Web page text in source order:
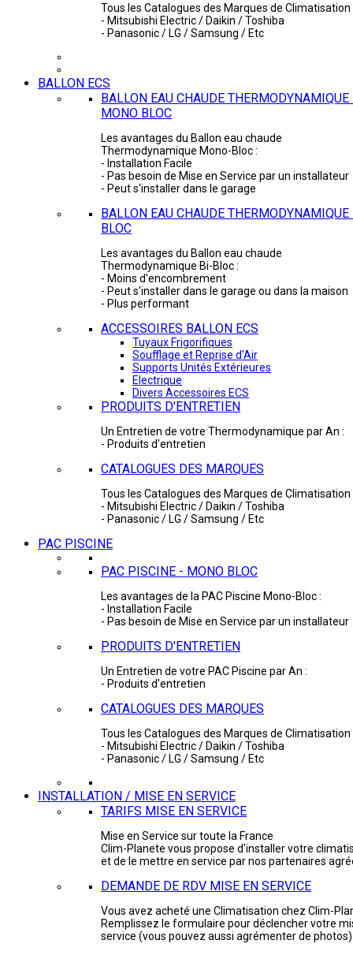
Tous les Catalogues des Marques de Climatisation
- Mitsubishi Electric / Daikin / Toshiba
- Panasonic / LG / Samsung / Etc
BALLON ECS
BALLON EAU CHAUDE THERMODYNAMIQUE
MONO BLOC
Les avantages du Ballon eau chaude
Thermodynamique Mono-Bloc :
- Installation Facile
- Pas besoin de Mise en Service par un installateur
- Peut s'installer dans le garage
BALLON EAU CHAUDE
BLOC
Les avantages du Ballon eau chaude
Thermodynamique Bi-Bloc :
- Moins d'encombrement
- Peut s'installer dans le garage ou dans la maison
- Plus performant
ACCESSOIRES BALLON ECS
Tuyaux Frigorifiques
Soufflage et Reprise d'Air
Supports Unités Extérieures
Electrique
Divers Accessoires ECS
PRODUITS D'ENTRETIEN
Un Entretien de votre Thermodynamique par An :
- Produits d'entretien
CATALOGUES DES MARQUES
Tous les Catalogues des Marques de Climatisation
- Mitsubishi Electric / Daikin / Toshiba
- Panasonic / LG / Samsung / Etc
PAC PISCINE
PAC PISCINE - MONO BLOC
Les avantages de la PAC Piscine Mono-Bloc :
- Installation Facile
- Pas besoin de Mise en Service par un installateur
PRODUITS D'ENTRETIEN
Un Entretien de votre PAC Piscine par An :
- Produits d'entretien
CATALOGUES DES MARQUES
Tous les Catalogues des Marques de Climatisation
- Mitsubishi Electric / Daikin / Toshiba
- Panasonic / LG / Samsung / Etc
INSTALLATION / MISE EN SERVICE
TARIFS MISE EN SERVICE
Mise en Service sur toute la France
Clim-Planete vous propose d'installer votre
et de le mettre en service par nos partenaires
DEMANDE DE RDV MISE EN SERVICE
Vous avez acheté une Climatisation chez Clim-
Remplissez le formulaire pour déclencher votre
service (vous pouvez aussi agrémenter de photos)